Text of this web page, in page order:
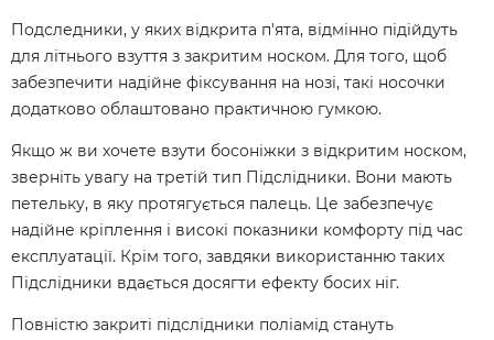
Подследники, у яких відкрита п'ята, відмінно підійдуть
для літнього взуття з закритим носком. Для того, щоб
забезпечити надійне фіксування на нозі, такі носочки
додатково облаштовано практичною гумкою.
Якщо ж ви хочете взути босоніжки з відкритим носком,
зверніть увагу на третій тип Підслідники. Вони мають
петельку, в яку протягується палець. Це забезпечує
надійне кріплення і високі показники комфорту під час
експлуатації. Крім того, завдяки використанню таких
Підслідники вдається досягти ефекту босих ніг.
Повністю закриті підслідники поліамід стануть